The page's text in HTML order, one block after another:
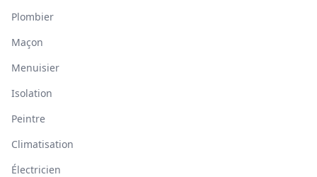
Plombier
Maçon
Menuisier
Isolation
Peintre
Climatisation
Électricien